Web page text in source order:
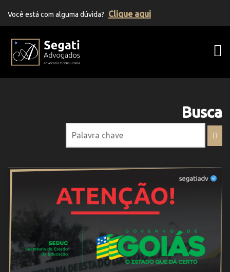
Você está com alguma dúvida? Clique aqui
Busca